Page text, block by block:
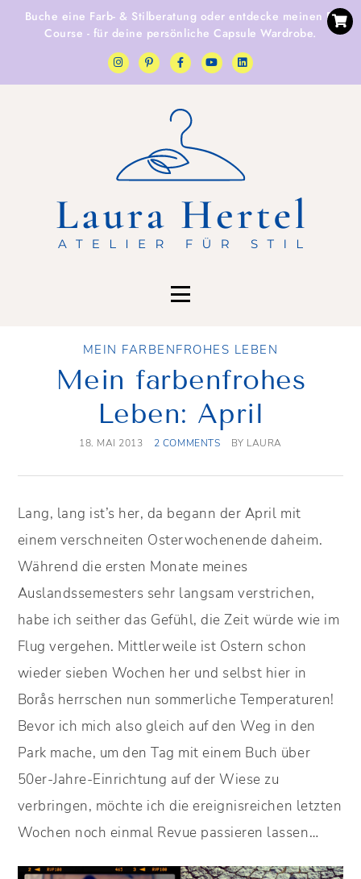
Buche eine Farb- & Stilberatung oder entdecke meinen E-
Course - für deine persönliche Capsule Wardrobe.
MEIN FARBENFROHES LEBEN
Mein farbenfrohes
Leben: April
18. MAI 2013 2 COMMENTS BY LAURA
Lang, lang ist’s her, da begann der April mit
einem verschneiten Osterwochenende daheim.
Während die ersten Monate meines
Auslandssemesters sehr langsam verstrichen,
habe ich seither das Gefühl, die Zeit würde wie im
Flug vergehen. Mittlerweile ist Ostern schon
wieder sieben Wochen her und selbst hier in
Borås herrschen nun sommerliche Temperaturen!
Bevor ich mich also gleich auf den Weg in den
Park mache, um den Tag mit einem Buch über
50er-Jahre-Einrichtung auf der Wiese zu
verbringen, möchte ich die ereignisreichen letzten
Wochen noch einmal Revue passieren lassen…